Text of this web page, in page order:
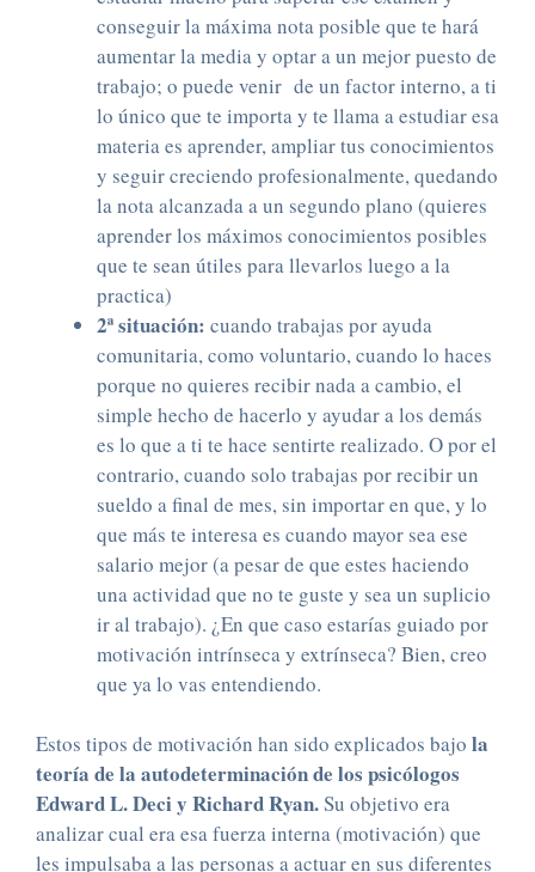
conseguir la máxima nota posible que te hará
aumentar la media y optar a un mejor puesto de
trabajo; o puede venir de un factor interno, a ti
lo único que te importa y te llama a estudiar esa
materia es aprender, ampliar tus conocimientos
y seguir creciendo profesionalmente, quedando
la nota alcanzada a un segundo plano (quieres
aprender los máximos conocimientos posibles
que te sean útiles para llevarlos luego a la
practica)
2ª situación: cuando trabajas por ayuda
comunitaria, como voluntario, cuando lo haces
porque no quieres recibir nada a cambio, el
simple hecho de hacerlo y ayudar a los demás
es lo que a ti te hace sentirte realizado. O por el
contrario, cuando solo trabajas por recibir un
sueldo a final de mes, sin importar en que, y lo
que más te interesa es cuando mayor sea ese
salario mejor (a pesar de que estes haciendo
una actividad que no te guste y sea un suplicio
ir al trabajo). ¿En que caso estarías guiado por
motivación intrínseca y extrínseca? Bien, creo
que ya lo vas entendiendo.
Estos tipos de motivación han sido explicados bajo la
teoría de la autodeterminación de los psicólogos
Edward L. Deci y Richard Ryan.Su objetivo era
analizar cual era esa fuerza interna (motivación) que
les impulsaba a las personas a actuar en sus diferentes